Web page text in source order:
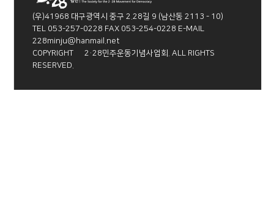
(우)41968 대구광역시 중구 2.28길 9 (남산동 2113 - 10)
TEL 053-257-0228 FAX 053-254-0228 E-MAIL
228minju@hanmail.net
COPYRIGHT Ⓒ 2·28민주운동기념사업회. ALL RIGHTS
RESERVED.